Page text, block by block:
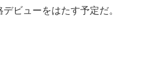
ビューをはたす予定だ。